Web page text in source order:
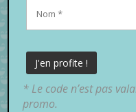
* Le code n’est pas
promo.